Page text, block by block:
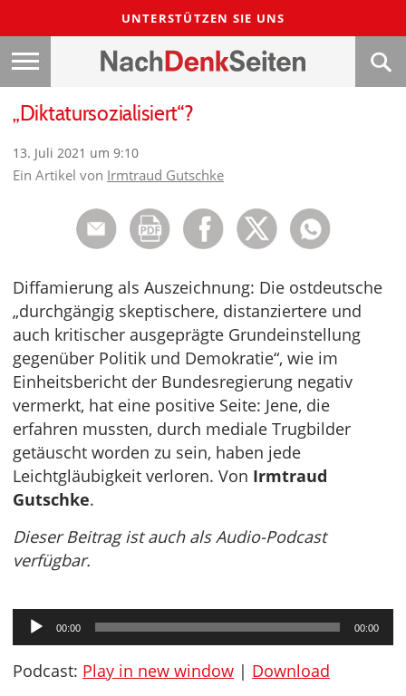
UNTERSTÜTZEN SIE UNS
„Diktatursozialisiert“?
13. Juli 2021 um 9:10
Ein Artikel von Irmtraud Gutschke
Diffamierung als Auszeichnung: Die ostdeutsche
„durchgängig skeptischere, distanziertere und
auch kritischer ausgeprägte Grundeinstellung
gegenüber Politik und Demokratie“, wie im
Einheitsbericht der Bundesregierung negativ
vermerkt, hat eine positive Seite: Jene, die
erfahren mussten, durch mediale Trugbilder
getäuscht worden zu sein, haben jede
Leichtgläubigkeit verloren. Von Irmtraud
Gutschke.
Dieser Beitrag ist auch als Audio-Podcast
verfügbar.
Audio-
Player
00:00 00:00
Podcast: Play in new window | Download